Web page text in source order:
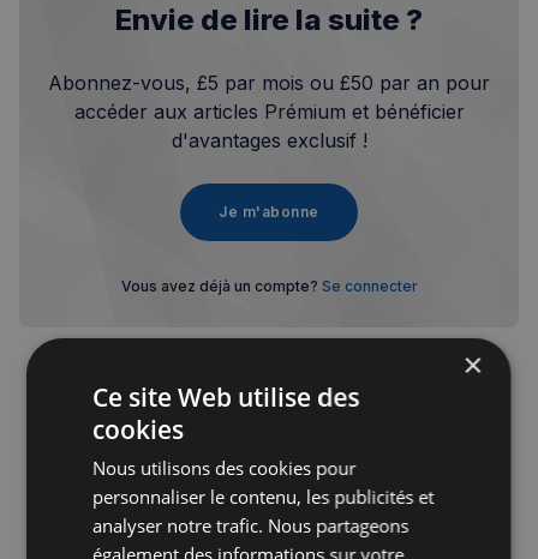
Envie de lire la suite ?
Abonnez-vous, £5 par mois ou £50 par an pour
accéder aux articles Prémium et bénéficier
d'avantages exclusif !
Je m'abonne
Vous avez déjà un compte? Se connecter
×
Ce site Web utilise des
cookies
Nous utilisons des cookies pour
personnaliser le contenu, les publicités et
analyser notre trafic. Nous partageons
également des informations sur votre